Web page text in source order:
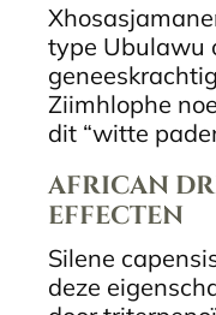
type Ubulawu
Ziimhlophe
dit “witte
AFRICAN
EFFECTEN
Silene
deze